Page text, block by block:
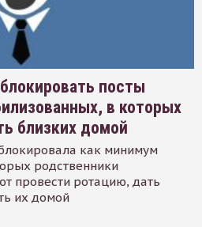
посты
в которых
близких домой
как минимум
родственники
провести ротацию, дать
их домой